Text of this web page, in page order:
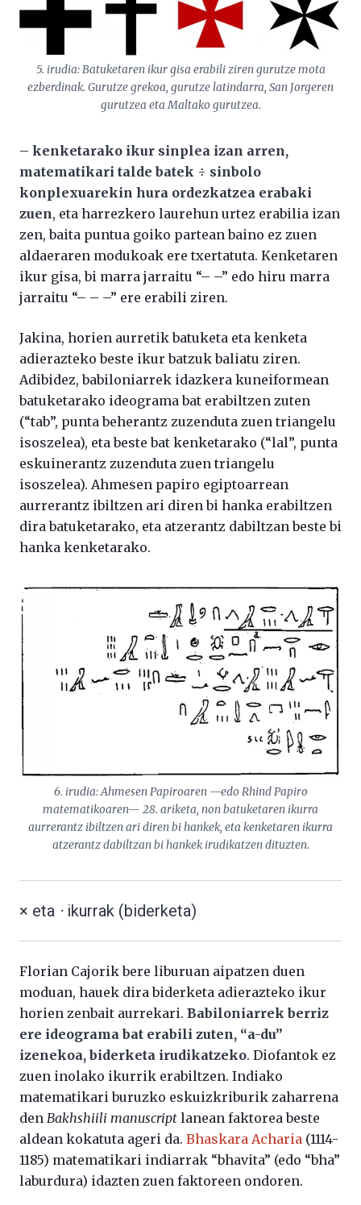
5. irudia: Batuketaren ikur gisa erabili ziren gurutze mota
ezberdinak. Gurutze grekoa, gurutze latindarra, San Jorgeren
gurutzea eta Maltako gurutzea.
– kenketarako ikur sinplea izan arren,
matematikari talde batek ÷ sinbolo
konplexuarekin hura ordezkatzea erabaki
zuen, eta harrezkero laurehun urtez erabilia izan
zen, baita puntua goiko partean baino ez zuen
aldaeraren modukoak ere txertatuta. Kenketaren
ikur gisa, bi marra jarraitu “– –” edo hiru marra
jarraitu “– – –” ere erabili ziren.
Jakina, horien aurretik batuketa eta kenketa
adierazteko beste ikur batzuk baliatu ziren.
Adibidez, babiloniarrek idazkera kuneiformean
batuketarako ideograma bat erabiltzen zuten
(“tab”, punta beherantz zuzenduta zuen triangelu
isoszelea), eta beste bat kenketarako (“lal”, punta
eskuinerantz zuzenduta zuen triangelu
isoszelea). Ahmesen papiro egiptoarrean
aurrerantz ibiltzen ari diren bi hanka erabiltzen
dira batuketarako, eta atzerantz dabiltzan beste bi
hanka kenketarako.
6. irudia: Ahmesen Papiroaren —edo Rhind Papiro
matematikoaren— 28. ariketa, non batuketaren ikurra
aurrerantz ibiltzen ari diren bi hankek, eta kenketaren ikurra
atzerantz dabiltzan bi hankek irudikatzen dituzten.
× eta ·ikurrak (biderketa)
Florian Cajorik bere liburuan aipatzen duen
moduan, hauek dira biderketa adierazteko ikur
horien zenbait aurrekari. Babiloniarrek berriz
ere ideograma bat erabili zuten, “a-du”
izenekoa, biderketa irudikatzeko. Diofantok ez
zuen inolako ikurrik erabiltzen. Indiako
matematikari buruzko eskuizkriburik zaharrena
den Bakhshiili manuscript lanean faktorea beste
aldean kokatuta ageri da. Bhaskara Acharia (1114-
1185) matematikari indiarrak “bhavita” (edo “bha”
laburdura) idazten zuen faktoreen ondoren.